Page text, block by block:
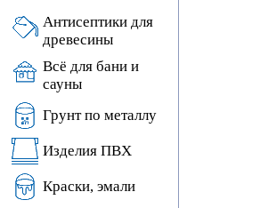
Антисептики для
древесины
Всё для бани и
сауны
Грунт по металлу
Изделия ПВХ
Краски, эмали